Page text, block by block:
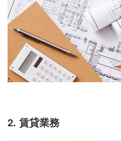
2. 賃貸業務